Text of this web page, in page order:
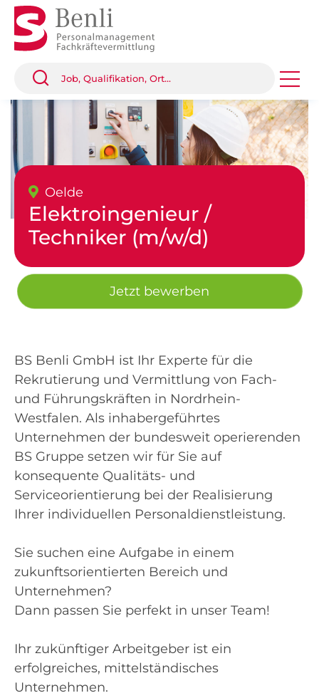
Oelde
Elektroingenieur /
Techniker (m/w/d)
Jetzt bewerben
BS Benli GmbH ist Ihr Experte für die
Rekrutierung und Vermittlung von Fach-
und Führungskräften in Nordrhein-
Westfalen. Als inhabergeführtes
Unternehmen der bundesweit operierenden
BS Gruppe setzen wir für Sie auf
konsequente Qualitäts- und
Serviceorientierung bei der Realisierung
Ihrer individuellen Personaldienstleistung.
Sie suchen eine Aufgabe in einem
zukunftsorientierten Bereich und
Unternehmen?
Dann passen Sie perfekt in unser Team!
Ihr zukünftiger Arbeitgeber ist ein
erfolgreiches, mittelständisches
Unternehmen.